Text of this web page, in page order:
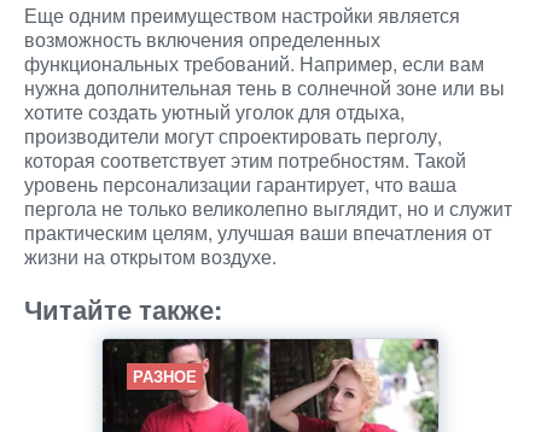
Еще одним преимуществом настройки является
возможность включения определенных
функциональных требований. Например, если вам
нужна дополнительная тень в солнечной зоне или вы
хотите создать уютный уголок для отдыха,
производители могут спроектировать перголу,
которая соответствует этим потребностям. Такой
уровень персонализации гарантирует, что ваша
пергола не только великолепно выглядит, но и служит
практическим целям, улучшая ваши впечатления от
жизни на открытом воздухе.
Читайте также:
РАЗНОЕ